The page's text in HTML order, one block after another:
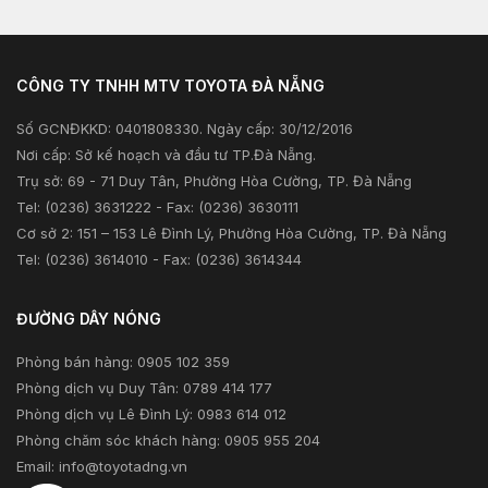
Xã hội
Thông tin khác
CÔNG TY TNHH MTV TOYOTA ĐÀ NẴNG
Số GCNĐKKD: 0401808330. Ngày cấp: 30/12/2016
Nơi cấp: Sở kế hoạch và đầu tư TP.Đà Nẵng.
Trụ sở: 69 - 71 Duy Tân, Phường Hòa Cường, TP. Đà Nẵng
Tel: (0236) 3631222 - Fax: (0236) 3630111
Cơ sở 2: 151 – 153 Lê Đình Lý, Phường Hòa Cường, TP. Đà Nẵng
Tel: (0236) 3614010 - Fax: (0236) 3614344
ĐƯỜNG DÂY NÓNG
Phòng bán hàng: 0905 102 359
Phòng dịch vụ Duy Tân: 0789 414 177
Phòng dịch vụ Lê Đình Lý: 0983 614 012
Phòng chăm sóc khách hàng: 0905 955 204
Email: info@toyotadng.vn